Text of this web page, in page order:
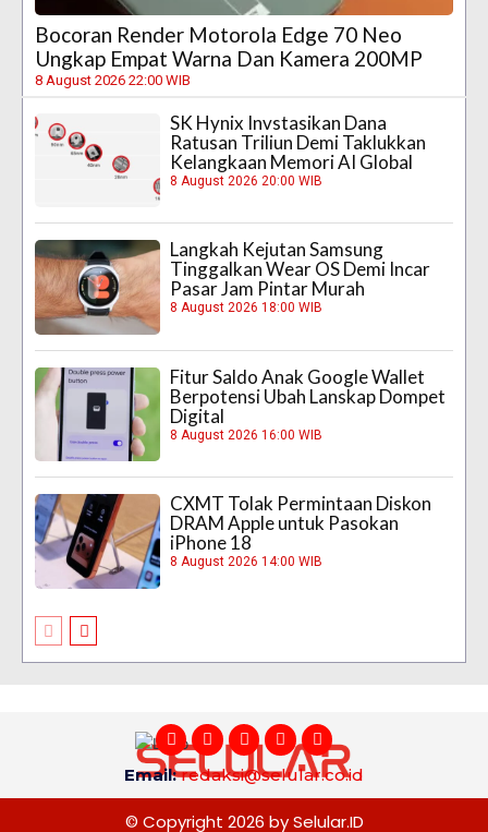
Bocoran Render Motorola Edge 70 Neo
Ungkap Empat Warna Dan Kamera 200MP
8 August 2026 22:00 WIB
SK Hynix Invstasikan Dana
Ratusan Triliun Demi Taklukkan
Kelangkaan Memori AI Global
8 August 2026 20:00 WIB
Langkah Kejutan Samsung
Tinggalkan Wear OS Demi Incar
Pasar Jam Pintar Murah
8 August 2026 18:00 WIB
Fitur Saldo Anak Google Wallet
Berpotensi Ubah Lanskap Dompet
Digital
8 August 2026 16:00 WIB
CXMT Tolak Permintaan Diskon
DRAM Apple untuk Pasokan
iPhone 18
8 August 2026 14:00 WIB
Email:redaksi@selular.co.id
© Copyright 2026 by Selular.ID